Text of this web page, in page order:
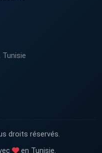
Tunisie
droits réservés.
en Tunisie.